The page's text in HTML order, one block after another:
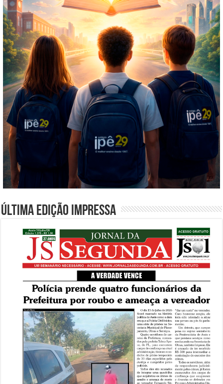
Última edição impressa